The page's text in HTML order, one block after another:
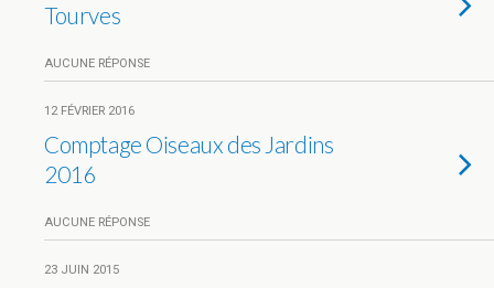
Tourves
AUCUNE RÉPONSE
12 FÉVRIER 2016
Comptage Oiseaux des Jardins
2016
AUCUNE RÉPONSE
23 JUIN 2015